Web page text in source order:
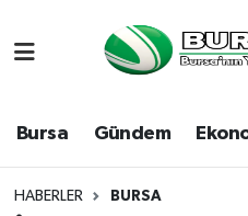
Bursa Gündem
HABERLER BURSA
Bursa
Dünya
Hava Durumu
Namaz Vakitleri